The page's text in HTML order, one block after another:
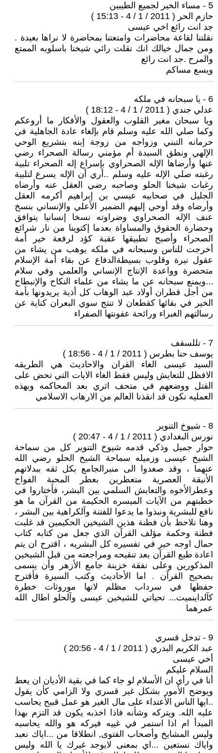
5 - مساء الخير لجميع الطيبين
حازم الحر ( 2011 / 1 / 4 - 15:13 )
جد انت رائع اخي عيسى
نقلتنا لقاعة محاضرات وامتعتنا بمحاضرة لا نراها بعيدة .
ومن جمال خيالك انك نقلت رائي شيخنا باسلوبه الممتع
والمرح .جد انت رائع
ويسع مساكم
6 - يا سبحانه في ملكه
عدلي جندي ( 2011 / 1 / 4 - 18:12 )
ويا سبحان مغير القلوب والعقول والأفكار ما أروعكم
وكما صلي الله عليه وسلم قام بإلغاء عادة الجاهلية في
حرمانه التبني وزواجه من زوجة إبنه بتشريع الوحي
الإلهي ونطق السيدة أم مؤمني رسالة الصحراء رضي
عنها وأرضاها الإله الصحراوي بإسراع إله الصحراء تلبية
رغبته صلي الإله عليه وسلم ..أري أن الإله يسرع لتلبية
رغبات شيخنا الحلو وصاحبه رضي العقل عنه وأرضاه
الجليل في صحابيه عيسي بن إبراهيم أكرمه العقل
وأرضاه وقد أوحي إليهم الضمير الأعلي والإنساني بنسخ
عنف الإله الصحراوي وضراوته نسخا إنسانيا يتوافق
وحضارة الحقوق والمساواة بعدما إكتوينا من نار شرائع
الصحراء وأصبح تطبيقها عقبة كؤد لرفعة خير أمة
أخرجت للناس وسبحانه في ملكه يوهب من يشاء من
عقول نيرة وقلوب بسيطةالدفاع عن بقاء أمة الإسلام
متحضرة وواعدة الإنتاج الإنساني والعلمي وفي سلام
...ويمنع سبحانه عن ما يشاء من علماء النكاح والإنبطاح
من أجل قطران أولاد عبد الوهاب كل أذية يريدونها بأمة
الخير في بقائها كقطعان لا تنتج سوي البعران كناية عن
رسالتهم الغبراء ورائحة عفونتها الصفراء
7 - تللسقف
يوسف حنا بطرس ( 2011 / 1 / 4 - 18:56 )
السيد عيسى الغاء القران والاحاديث هي الطريقه
الافظل للتعايش وليس فقط الغاء الايات التي تحض على
القتل ووضعهم في متحف اثري بعد المحاكمه وبهذه
العمليه نكون قد انقذنا العالم من الارهاب الاسلامي
8 - شيوخ التنوير
نورس البغدادي ( 2011 / 1 / 4 - 20:47 )
حوار جميل وذكي قدمه شيوخ التنوير كل من سماحة
الشيخ عيسى وزميله سماحة الشيخ الحلو رضي الله
عنهما ، وقد صعدوا الى منبرالجامع بكل ثقه ببدلاتهم
الأنيقة العصرية متعطرين بعطر المحبة الفواح
وعطرالأخوه والتعايش السلمي بين البشر، فأختاروا في
خطبتهم من الآيات الميسره الحكيمة من القرآن ما هو
نافع للبشرية ونبذوا ما يدعوا للفتنة وآلكراهية بين البشر ،
وهنا نلاحظ بأن فطنة هذين الشيخين الحكيمين قد غلبت
فطنة وحكمة مؤلف القرآن الذي جعل من كتابه كتاب
حمال اوجه حير في تفسيره كل البشريه ، اقترح ان يتم
اعادة طبع القرآن بعد تنقيحه ومراجعته من قبل الشيخين
المذكورين وعلى نفقة خزينة جامع الأزهر وأن يسمى
بصحيح القرآن . اما الأحاديث وكتب السيرة فأقترح
حفظها في سرداب مظلم لانها موروثات خطرة
كآلداينميت... تحياتي للشيخين عيسى وآلحلو اطال الله
عمرهما
9 - تدخل قسري
عبد الكريم البدري ( 2011 / 1 / 4 - 20:56 )
أخي عيسى
السلام عليكم
أنا في رأي ان الأسلام لو جاء كما في بقية الأديان ان يعط
ويوضح الأمور بشكل غير قسري ولا الزامي كأن يقول
..ايها الناس الأعتداء على مال الغير هو عمل قبيح يحاسب
عليه الله. ويتركه وشأنه فاذا اخذبه يكون قد التزم بهذا
المبدأ ام اذا استمر في غييه فيركه هو والله يحاسبه
وليس المشايخ وأصحاب الفتوى, انطلاقا من ...اياك نعبد
واياك نستعين ...اي بمعنى لايوجد غيرك يا الله وليس